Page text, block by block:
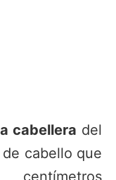
cabellera del
cabello que